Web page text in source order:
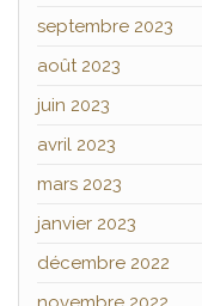
septembre 2023
août 2023
juin 2023
avril 2023
mars 2023
janvier 2023
décembre 2022